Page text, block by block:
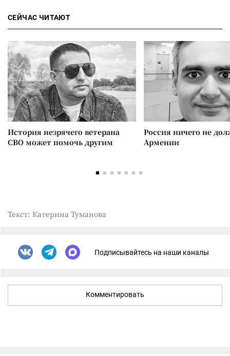
СЕЙЧАС ЧИТАЮТ
История незрячего ветерана
СВО может помочь другим
Россия ничего не
Армении
Текст: Катерина Туманова
Подписывайтесь на наши каналы
Комментировать